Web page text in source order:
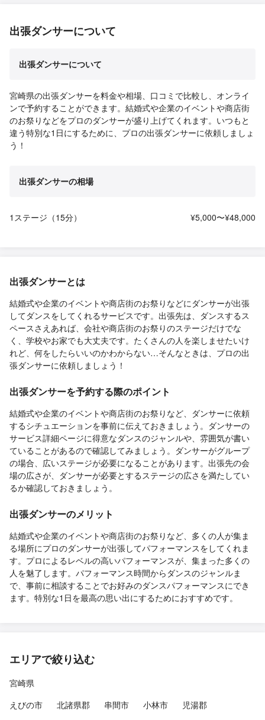
出張ダンサーについて
出張ダンサーについて
宮崎県の出張ダンサーを料金や相場、口コミで比較し、オンライ
ンで予約することができます。結婚式や企業のイベントや商店街
のお祭りなどをプロのダンサーが盛り上げてくれます。いつもと
違う特別な1日にするために、プロの出張ダンサーに依頼しましょ
う！
出張ダンサーの相場
1ステージ（15分） ¥5,000〜¥48,000
出張ダンサーとは
結婚式や企業のイベントや商店街のお祭りなどにダンサーが出張
してダンスをしてくれるサービスです。出張先は、ダンスするス
ペースさえあれば、会社や商店街のお祭りのステージだけでな
く、学校やお家でも大丈夫です。たくさんの人を楽しませたいけ
れど、何をしたらいいのかわからない…そんなときは、プロの出
張ダンサーに依頼しましょう！
出張ダンサーを予約する際のポイント
結婚式や企業のイベントや商店街のお祭りなど、ダンサーに依頼
するシチュエーションを事前に伝えておきましょう。ダンサーの
サービス詳細ページに得意なダンスのジャンルや、雰囲気が書い
ていることがあるので確認してみましょう。ダンサーがグループ
の場合、広いステージが必要になることがあります。出張先の会
場の広さが、ダンサーが必要とするステージの広さを満たしてい
るか確認しておきましょう。
出張ダンサーのメリット
結婚式や企業のイベントや商店街のお祭りなど、多くの人が集ま
る場所にプロのダンサーが出張してパフォーマンスをしてくれま
す。プロによるレベルの高いパフォーマンスが、集まった多くの
人を魅了します。パフォーマンス時間からダンスのジャンルま
で、事前に相談することでお好みのダンスパフォーマンスにでき
ます。特別な1日を最高の思い出にするためにおすすめです。
エリアで絞り込む
宮崎県
えびの市
北諸県郡 串間市 小林市
児湯郡